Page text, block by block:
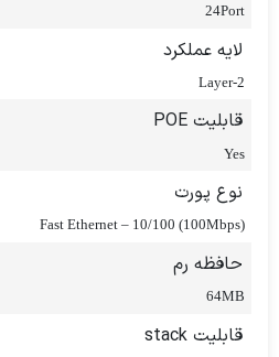
24Port
لایه عملکرد
2-Layer
قابلیت POE
Yes
نوع پورت
Fast Ethernet – 10/100 (100Mbps)
حافظه رم
64MB
قابلیت stack